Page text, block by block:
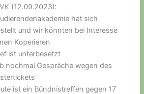
(12.09.2023):
hat sich
und wir könnten bei Interesse
Koperieren
ist unterbesetzt
nochmal Gespräche wegen des
ist ein Bündnistreffen gegen 17